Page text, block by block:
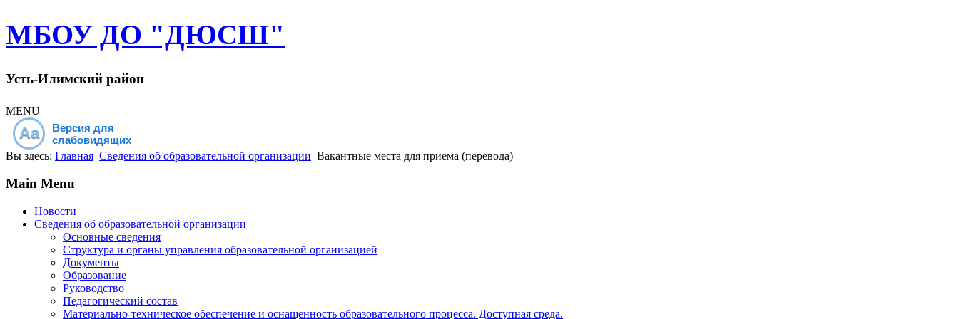
МБОУ ДО "ДЮСШ"
Усть-Илимский район
MENU
Aa
Версия для
слабовидящих
Вы здесь: Главная Сведения об образовательной организации Вакантные места для приема (перевода)
Main Menu
Новости
Сведения об образовательной организации
Основные сведения
Структура и органы управления образовательной организацией
Документы
Образование
Руководство
Педагогический состав
Материально-техническое обеспечение и оснащенность образовательного процесса. Доступная среда.